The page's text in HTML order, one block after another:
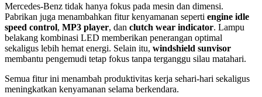
Mercedes-Benz tidak hanya fokus pada mesin dan dimensi.
Pabrikan juga menambahkan fitur kenyamanan seperti engine idle
speed control, MP3 player, dan clutch wear indicator. Lampu
belakang kombinasi LED memberikan penerangan optimal
sekaligus lebih hemat energi. Selain itu, windshield sunvisor
membantu pengemudi tetap fokus tanpa terganggu silau matahari.
Semua fitur ini menambah produktivitas kerja sehari-hari sekaligus
meningkatkan kenyamanan selama berkendara.